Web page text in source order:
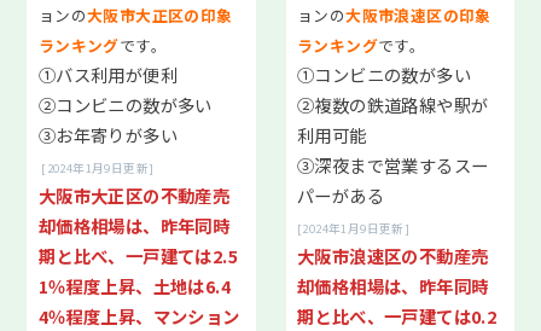
売却諸費用＆税金はいつ払うの？
売却後の確定申告は不要？必要？
当社が選ばれる6つの理由
01.豊富な売却実績
02.積極的な販売活動
03.安定した集客
04.安心のサポート
05.住宅ローンに強い
06.リフォームに強い
ョンの大阪市大正区の印象
ランキングです。
①バス利用が便利
②コンビニの数が多い
③お年寄りが多い
[2024年1月9日更新]
大阪市大正区の不動産売
却価格相場は、昨年同時
期と比べ、一戸建ては2.5
1％程度上昇、土地は6.4
4％程度上昇、マンション
ョンの大阪市浪速区の印象
ランキングです。
①コンビニの数が多い
②複数の鉄道路線や駅が
利用可能
③深夜まで営業するスー
パーがある
[2024年1月9日更新]
大阪市浪速区の不動産売
却価格相場は、昨年同時
期と比べ、一戸建ては0.2